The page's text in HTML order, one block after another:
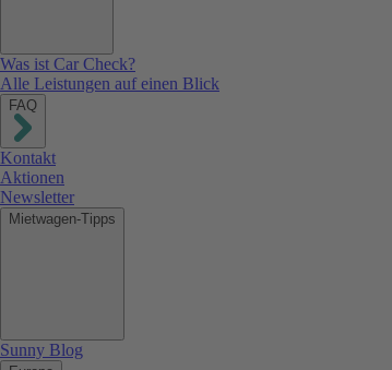
Was ist Car Check?
Alle Leistungen auf einen Blick
FAQ
Kontakt
Aktionen
Newsletter
Mietwagen-Tipps
Sunny Blog